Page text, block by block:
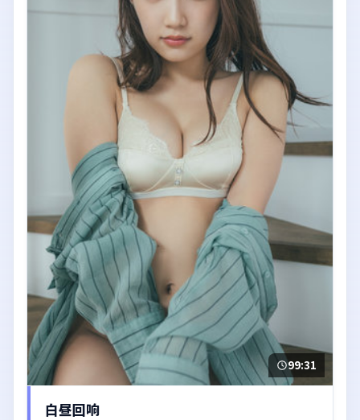
99:31
白昼回响